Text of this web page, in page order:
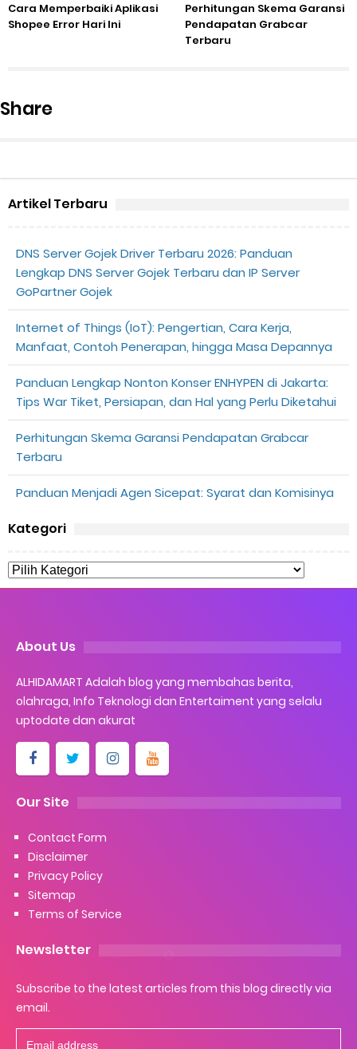
Cara Memperbaiki Aplikasi
Shopee Error Hari Ini
Perhitungan Skema Garansi
Pendapatan Grabcar
Terbaru
Share
Artikel Terbaru
DNS Server Gojek Driver Terbaru 2026: Panduan
Lengkap DNS Server Gojek Terbaru dan IP Server
GoPartner Gojek
Internet of Things (IoT): Pengertian, Cara Kerja,
Manfaat, Contoh Penerapan, hingga Masa Depannya
Panduan Lengkap Nonton Konser ENHYPEN di Jakarta:
Tips War Tiket, Persiapan, dan Hal yang Perlu Diketahui
Perhitungan Skema Garansi Pendapatan Grabcar
Terbaru
Panduan Menjadi Agen Sicepat: Syarat dan Komisinya
Kategori
About Us
ALHIDAMART Adalah blog yang membahas berita,
olahraga, Info Teknologi dan Entertaiment yang selalu
uptodate dan akurat
Our Site
Contact Form
Disclaimer
Privacy Policy
Sitemap
Terms of Service
Newsletter
Subscribe to the latest articles from this blog directly via
email.